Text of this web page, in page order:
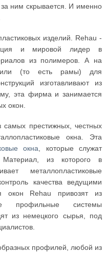
ним скрывается. И именно
изделий. Rehau -
и мировой лидер в
из полимеров. А на
(то есть рамы) для
изготавливают из
эта фирма и занимается
окон.
престижных, честных
окна. Эта
окна , которые служат
из которого в
металлопластиковые
качества ведущими
окон Rehau привозят из
профильные системы
из немецкого сырья, под
профилей, любой из